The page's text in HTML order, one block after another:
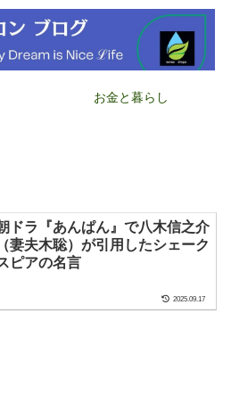
お金と暮らし
ドラ『あんぱん』で八木信之介
（妻夫木聡）が引用したシェーク
ピアの名言
2025.09.17